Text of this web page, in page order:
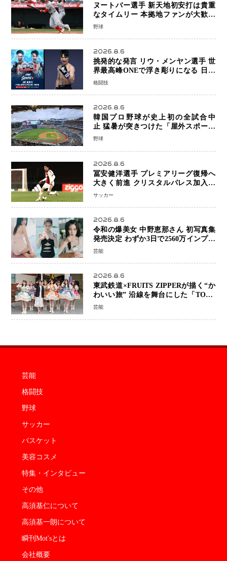
ヌートバー選手 新天地初安打は貴重
なタイムリー 本拠地ファンが大歓声
笑顔で歓喜
野球
2026.8.6
挑発的な発言 リウ・メンヤン選手 世
界最高峰ONEで浮き彫りになる 日本
キックボクシングが直面する“技術
格闘技
2026.8.6
韓国プロ野球が史上初の全試合中
止 猛暑が突きつけた「屋外スポーツ
の限界」 日本発のドーム型施設時代
野球
2026.8.6
冨安健洋選手 プレミアリーグ復帰へ
大きく前進 クリスタルパレス加入目
前 メディカルチェックも通過
サッカー
2026.8.6
令和の爆美女 中野恵那さん 初写真集
発売決定 わずか3日で2560万インプレ
ッションを記録した話題の美貌を凝縮
芸能
2026.8.6
東武鉄道×FRUITS ZIPPERが描く“か
わいい旅” 沿線を舞台にした「TOBU
KAWAII PROJECT」が開幕
芸能
芸能
格闘技
野球
サッカー
バスケット
美容コスメ
特集・インタビュー
その他
高須基仁について
高須基一朗について
瞬刊Mot'sとは
会社概要